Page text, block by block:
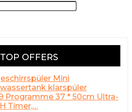
TOP OFFERS